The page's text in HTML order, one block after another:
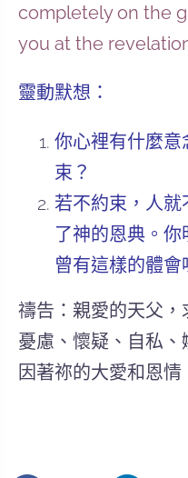
completely on the
you at the
靈動默想：
你心裡有什麼意
束？
若不約束，人
了神的恩典。
曾有這樣的體會
禱告：親愛的天父，
憂慮、懷疑、自私
因著祢的大愛和恩情